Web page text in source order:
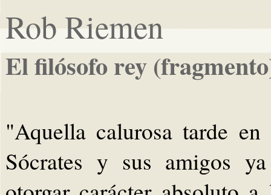
Rob Riemen
El filósofo rey
"Aquella calurosa tarde
Sócrates y sus amigos